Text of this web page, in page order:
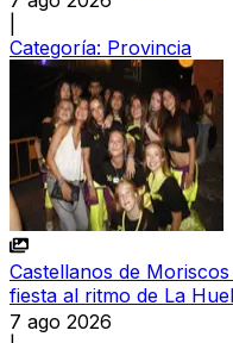
Categoría: Provincia
Castellanos de
fiesta al ritmo de La
7 ago 2026